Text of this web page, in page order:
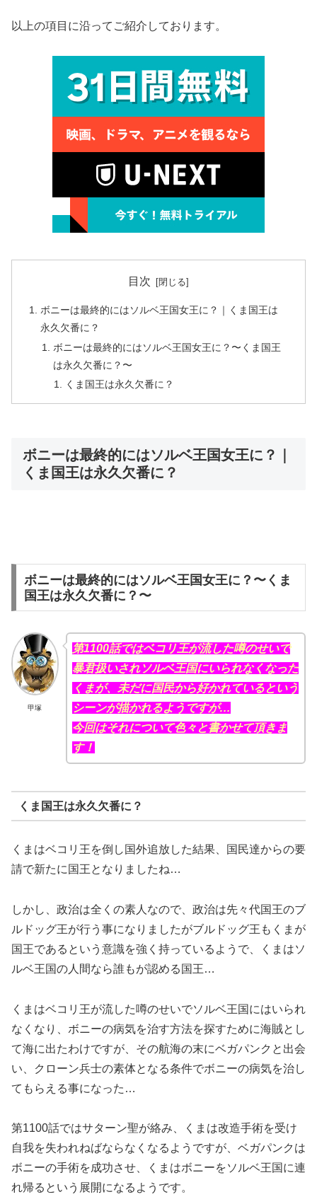
以上の項目に沿ってご紹介しております。
目次
ボニーは最終的にはソルベ王国女王に？｜くま国王は
永久欠番に？
ボニーは最終的にはソルベ王国女王に？〜くま国王
は永久欠番に？〜
くま国王は永久欠番に？
ボニーは最終的にはソルベ王国女王に？｜
くま国王は永久欠番に？
ボニーは最終的にはソルベ王国女王に？〜くま
国王は永久欠番に？〜
甲塚
第1100話ではベコリ王が流した噂のせいで
暴君扱いされソルベ王国にいられなくなった
くまが、未だに国民から好かれているという
シーンが描かれるようですが…
今回はそれについて色々と書かせて頂きま
す！
くま国王は永久欠番に？
くまはベコリ王を倒し国外追放した結果、国民達からの要
請で新たに国王となりましたね…
しかし、政治は全くの素人なので、政治は先々代国王のブ
ルドッグ王が行う事になりましたがブルドッグ王もくまが
国王であるという意識を強く持っているようで、くまはソ
ルベ王国の人間なら誰もが認める国王…
くまはベコリ王が流した噂のせいでソルベ王国にはいられ
なくなり、ボニーの病気を治す方法を探すために海賊とし
て海に出たわけですが、その航海の末にベガパンクと出会
い、クローン兵士の素体となる条件でボニーの病気を治し
てもらえる事になった…
第1100話ではサターン聖が絡み、くまは改造手術を受け
自我を失われねばならなくなるようですが、ベガパンクは
ボニーの手術を成功させ、くまはボニーをソルベ王国に連
れ帰るという展開になるようです。